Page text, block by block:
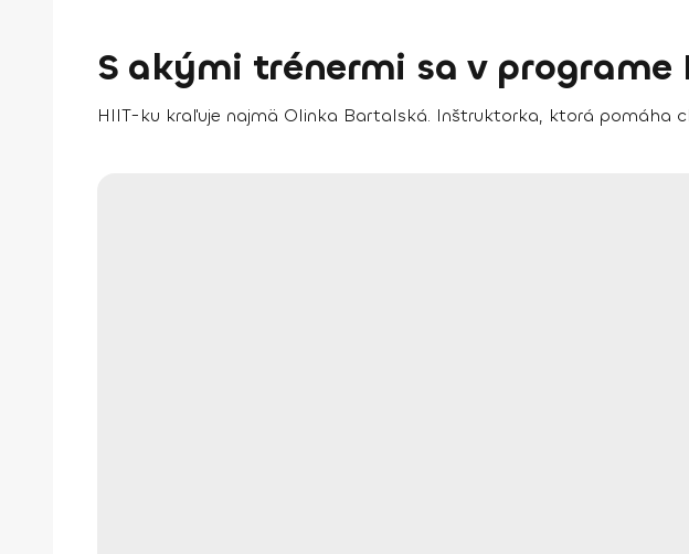
S akými trénermi sa v programe
HIIT-ku kraľuje najmä Olinka Bartalská. Inštruktorka, ktorá pomáha